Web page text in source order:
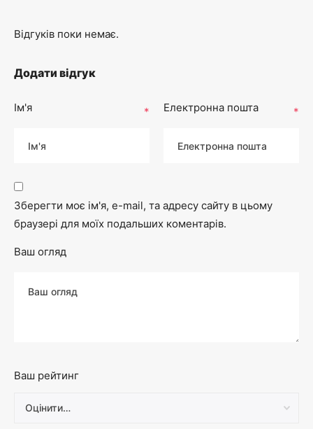
Відгуків поки немає.
Додати відгук
Ім'я * Електронна пошта *
Зберегти моє ім'я, e-mail, та адресу сайту в цьому
браузері для моїх подальших коментарів.
Ваш огляд
Ваш рейтинг